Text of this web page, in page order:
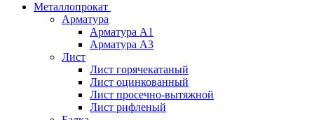
Металлопрокат
Арматура
Арматура А1
Арматура А3
Лист
Лист горячекатаный
Лист оцинкованный
Лист просечно-вытяжной
Лист рифленый